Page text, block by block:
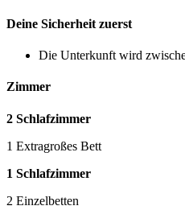
Deine Sicherheit zuerst
Die Unterkunft wird
Zimmer
2 Schlafzimmer
1 Extragroßes Bett
1 Schlafzimmer
2 Einzelbetten